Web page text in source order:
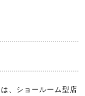
は、ショールーム型店